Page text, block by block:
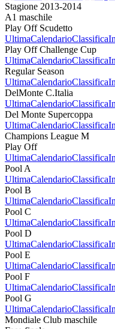
Stagione 2013-2014
A1 maschile
Play Off Scudetto
UltimaCalendarioClassifica
Play Off Challenge Cup
UltimaCalendarioClassifica
Regular Season
UltimaCalendarioClassifica
DelMonte C.Italia
UltimaCalendarioClassifica
Del Monte Supercoppa
UltimaCalendarioClassifica
Champions League M
Play Off
UltimaCalendarioClassifica
Pool A
UltimaCalendarioClassifica
Pool B
UltimaCalendarioClassifica
Pool C
UltimaCalendarioClassifica
Pool D
UltimaCalendarioClassifica
Pool E
UltimaCalendarioClassifica
Pool F
UltimaCalendarioClassifica
Pool G
UltimaCalendarioClassifica
Mondiale Club maschile